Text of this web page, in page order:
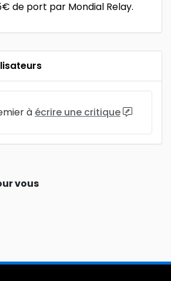
de port par Mondial Relay.
à écrire une critique
vous